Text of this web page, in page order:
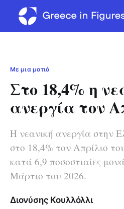
Με μια ματιά
Στο 18,4% η
ανεργία τον
Η νεανική ανεργία στην
στο 18,4% τον Απρίλιο
κατά 6,9 ποσοστιαίες
Μάρτιο του 2026.
Διονύσης Κουλλόλλι